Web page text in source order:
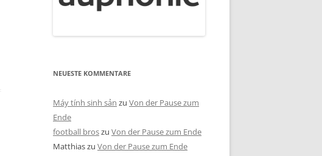
NEUESTE KOMMENTARE
Máy tính sinh sản zu Von der Pause zum
Ende
football broszu Von der Pause zum Ende
Matthiaszu Von der Pause zum Ende